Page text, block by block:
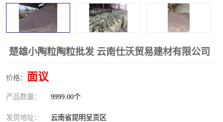
楚雄小陶粒陶粒批发 云南仕沃贸易建材有限公司
价格： 面议
产品数量： 9999.00个
发货地址： 云南省昆明呈贡区